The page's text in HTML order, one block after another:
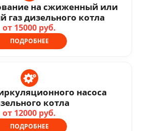
на сжиженный или
газ дизельного котла
от 15000 руб.
ПОДРОБНЕЕ
насоса
котла
от 12000 руб.
ПОДРОБНЕЕ